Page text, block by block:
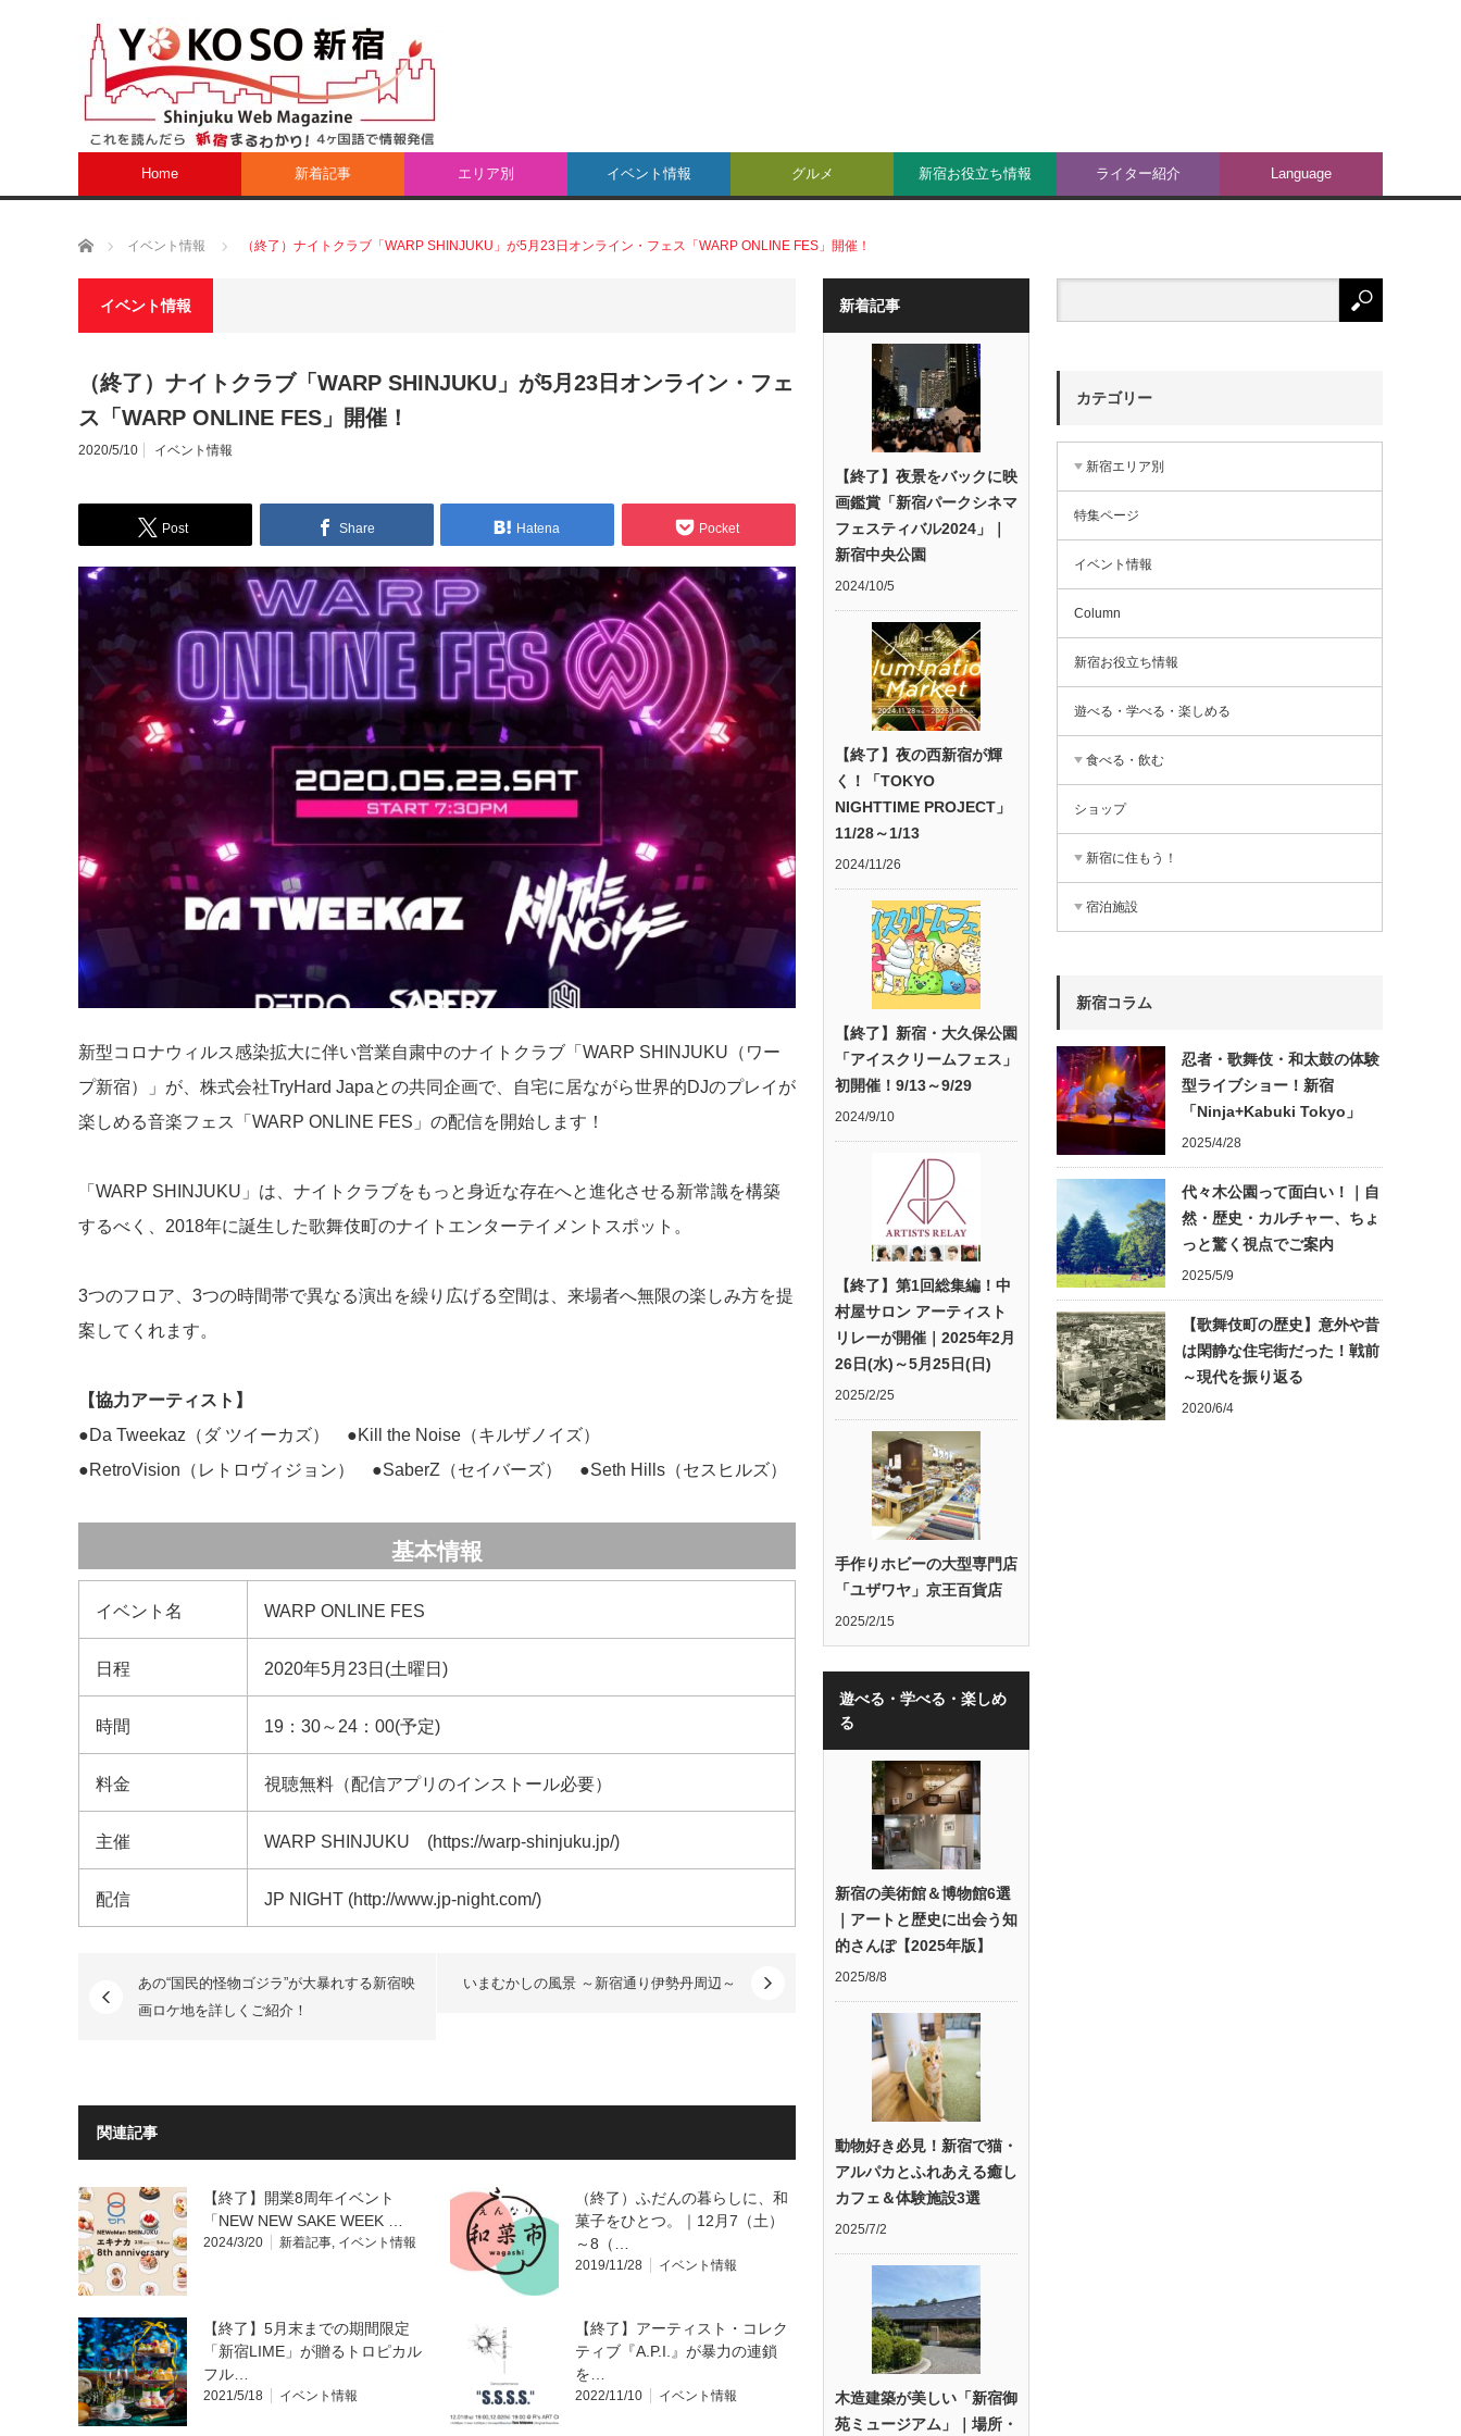
Home 新着記事 エリア別 イベント情報 グルメ 新宿お役立ち情報 ライター紹介 Language
ホーム イベント情報 （終了）ナイトクラブ「WARP SHINJUKU」が5月23日オンライン・フェス「WARP ONLINE FES」開催！
イベント情報
（終了）ナイトクラブ「WARP SHINJUKU」が5月23日オンライン・フェ
ス「WARP ONLINE FES」開催！
2020/5/10 イベント情報
Post Share Hatena Pocket
新型コロナウィルス感染拡大に伴い営業自粛中のナイトクラブ「WARP SHINJUKU（ワー
プ新宿）」が、株式会社TryHard Japaとの共同企画で、自宅に居ながら世界的DJのプレイが
楽しめる音楽フェス「WARP ONLINE FES」の配信を開始します！
「WARP SHINJUKU」は、ナイトクラブをもっと身近な存在へと進化させる新常識を構築
するべく、2018年に誕生した歌舞伎町のナイトエンターテイメントスポット。
3つのフロア、3つの時間帯で異なる演出を繰り広げる空間は、来場者へ無限の楽しみ方を提
案してくれます。
【協力アーティスト】
●Da Tweekaz（ダ ツイーカズ） ●Kill the Noise（キルザノイズ）
●RetroVision（レトロヴィジョン） ●SaberZ（セイバーズ） ●Seth Hills（セスヒルズ）
基本情報
イベント名 WARP ONLINE FES
日程 2020年5月23日(土曜日)
時間 19：30～24：00(予定)
料金 視聴無料（配信アプリのインストール必要）
主催 WARP SHINJUKU (https://warp-shinjuku.jp/)
配信 JP NIGHT (http://www.jp-night.com/)
あの“国民的怪物ゴジラ”が大暴れする新宿映
画ロケ地を詳しくご紹介！
いまむかしの風景 ～新宿通り伊勢丹周辺～
関連記事
【終了】開業8周年イベント
「NEW NEW SAKE WEEK …
2024/3/20 新着記事 イベント情報
（終了）ふだんの暮らしに、和
菓子をひとつ。｜12月7（土）
～8（…
2019/11/28 イベント情報
【終了】5月末までの期間限定
「新宿LIME」が贈るトロピカル
フル…
2021/5/18 イベント情報
【終了】アーティスト・コレク
ティブ『A.P.I.』が暴力の連鎖
を…
2022/11/10 イベント情報
新着記事
【終了】夜景をバックに映
画鑑賞「新宿パークシネマ
フェスティバル2024」｜
新宿中央公園
2024/10/5
【終了】夜の西新宿が輝
く！「TOKYO
NIGHTTIME PROJECT」
11/28～1/13
2024/11/26
【終了】新宿・大久保公園
「アイスクリームフェス」
初開催！9/13～9/29
2024/9/10
【終了】第1回総集編！中
村屋サロン アーティスト
リレーが開催｜2025年2月
26日(水)～5月25日(日)
2025/2/25
手作りホビーの大型専門店
「ユザワヤ」京王百貨店
2025/2/15
遊べる・学べる・楽しめ
る
新宿の美術館＆博物館6選
｜アートと歴史に出会う知
的さんぽ【2025年版】
2025/8/8
動物好き必見！新宿で猫・
アルパカとふれあえる癒し
カフェ＆体験施設3選
2025/7/2
木造建築が美しい「新宿御
苑ミュージアム」｜場所・
カテゴリー
新宿エリア別
特集ページ
イベント情報
Column
新宿お役立ち情報
遊べる・学べる・楽しめる
食べる・飲む
ショップ
新宿に住もう！
宿泊施設
新宿コラム
忍者・歌舞伎・和太鼓の体験
型ライブショー！新宿
「Ninja+Kabuki Tokyo」
2025/4/28
代々木公園って面白い！｜自
然・歴史・カルチャー、ちょ
っと驚く視点でご案内
2025/5/9
【歌舞伎町の歴史】意外や昔
は閑静な住宅街だった！戦前
～現代を振り返る
2020/6/4